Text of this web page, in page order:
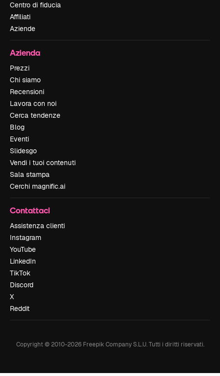
Centro di fiducia
Affiliati
Aziende
Azienda
Prezzi
Chi siamo
Recensioni
Lavora con noi
Cerca tendenze
Blog
Eventi
Slidesgo
Vendi i tuoi contenuti
Sala stampa
Cerchi magnific.ai
Contattaci
Assistenza clienti
Instagram
YouTube
LinkedIn
TikTok
Discord
X
Reddit
Copyright © 2010-2026Freepik Company S.L.U. Tutti i diritti riservati.